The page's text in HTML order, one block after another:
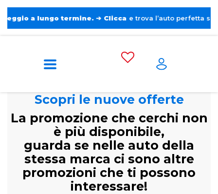
a lungo termine. ➔ Clicca e trova l’auto perfetta senza
Scopri le nuove offerte
La promozione che cerchi non
è più disponibile,
guarda se nelle auto della
stessa marca ci sono altre
promozioni che ti possono
interessare!